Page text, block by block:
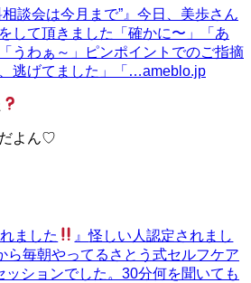
談会は今月まで”』 今日、美歩さん
して頂きました「確かに〜」「あ
うわぁ～」ピンポイントでのご指摘
逃げてました」「…ameblo.jp
よん♡
ました 』怪しい人認定されまし
ら毎朝やってるさとう式セルフケア
ションでした。30分何を聞いても